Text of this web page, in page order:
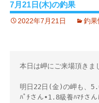
7月21日(木)の釣果
2022年7月21日 釣果
本日は岬にご来場頂きま
明日22日(金)の岬も、
ﾊﾟﾁさん•1.8級養ﾊﾏﾁさ